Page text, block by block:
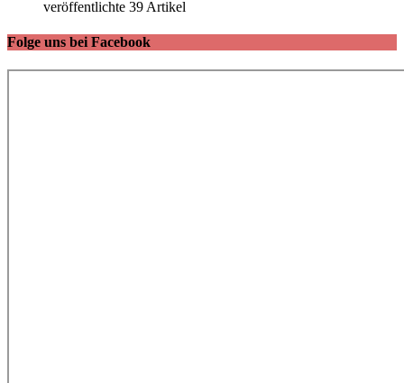
veröffentlichte 39 Artikel
Folge uns bei Facebook